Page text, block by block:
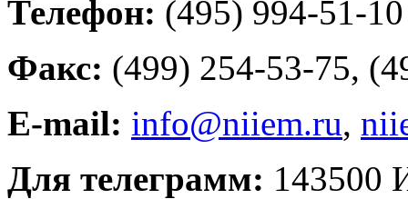
Телефон: (495) 994-51-10
Факс: (499) 254-53-75,
E-mail: info@niiem.ru,
Для телеграмм: 143500